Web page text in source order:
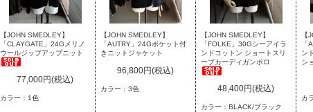
【JOHN SMEDLEY】
「CLAYGATE」24Gメリノ
ウールジップアップニット
77,000円(税込)
カラー：1色
【JOHN SMEDLEY】
「AUTRY」24Gポケット付
きニットジャケット
96,800円(税込)
カラー：3色
【JOHN SMEDLEY】
「FOLKE」30Gシーアイラ
ンドコットン ショートスリ
ーブカーディガンポロ
48,400円(税込)
カラー：BLACK/ブラック
【
「
ン
シ
カ